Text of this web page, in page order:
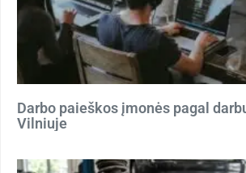
Darbo paieškos įmonės pagal
Vilniuje